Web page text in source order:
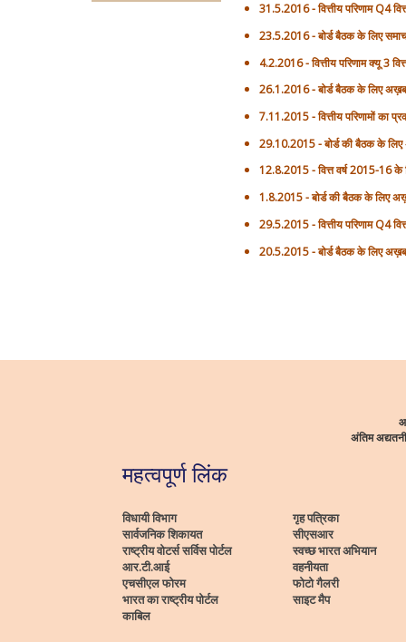
31.5.2016 - वित्तीय परिणाम Q4
23.5.2016 - बोर्ड बैठक के लिए
4.2.2016 - वित्तीय परिणाम क्यू 3
26.1.2016 - बोर्ड बैठक के लिए
7.11.2015 - वित्तीय परिणामों का
29.10.2015 - बोर्ड की बैठक के लिए
12.8.2015 - वित्त वर्ष 2015-16 के
1.8.2015 - बोर्ड की बैठक के लिए
29.5.2015 - वित्तीय परिणाम Q4
20.5.2015 - बोर्ड बैठक के लिए
अंतिम
महत्वपूर्ण लिंक
विधायी विभाग
सार्वजनिक शिकायत
राष्ट्रीय वोटर्स सर्विस पोर्टल
आर.टी.आई
एचसीएल फोरम
भारत का राष्ट्रीय पोर्टल
काबिल
गृह पत्रिका
सीएसआर
स्वच्छ भारत अभियान
वहनीयता
फोटो गैलरी
साइट मैप